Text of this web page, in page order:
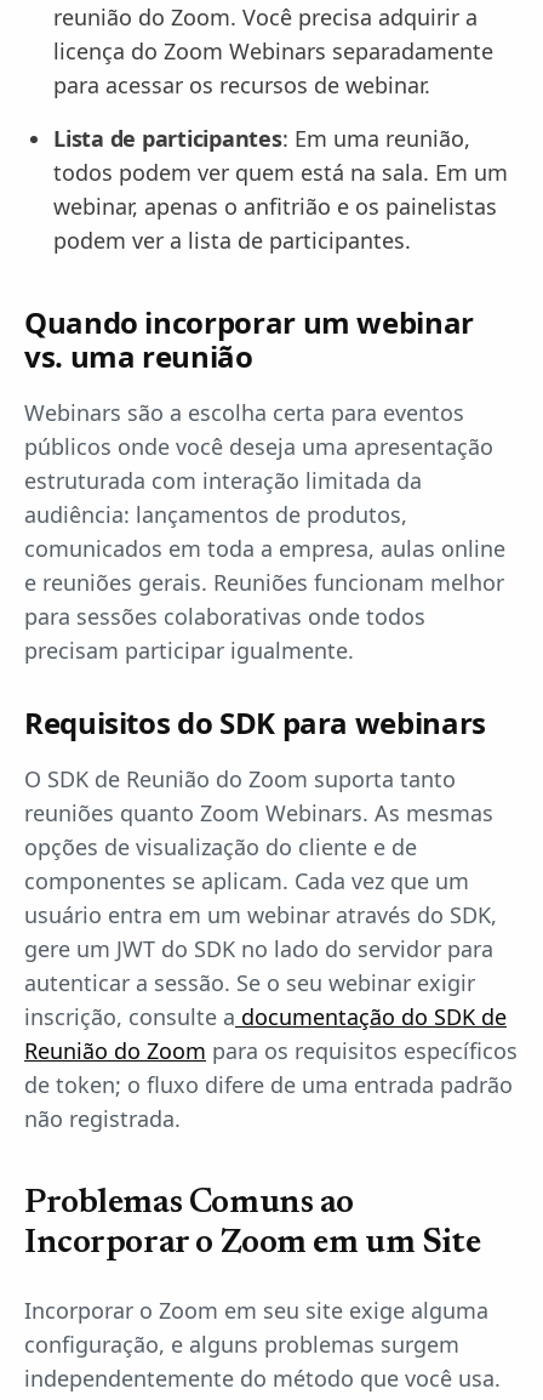
reunião do Zoom. Você precisa adquirir a
licença do Zoom Webinars separadamente
para acessar os recursos de webinar.
Lista de participantes: Em uma reunião,
todos podem ver quem está na sala. Em um
webinar, apenas o anfitrião e os painelistas
podem ver a lista de participantes.
Quando incorporar um webinar
vs. uma reunião
Webinars são a escolha certa para eventos
públicos onde você deseja uma apresentação
estruturada com interação limitada da
audiência: lançamentos de produtos,
comunicados em toda a empresa, aulas online
e reuniões gerais. Reuniões funcionam melhor
para sessões colaborativas onde todos
precisam participar igualmente.
Requisitos do SDK para webinars
O SDK de Reunião do Zoom suporta tanto
reuniões quanto Zoom Webinars. As mesmas
opções de visualização do cliente e de
componentes se aplicam. Cada vez que um
usuário entra em um webinar através do SDK,
gere um JWT do SDK no lado do servidor para
autenticar a sessão. Se o seu webinar exigir
inscrição, consulte a documentação do SDK de
Reunião do Zoom para os requisitos específicos
de token; o fluxo difere de uma entrada padrão
não registrada.
Problemas Comuns ao
Incorporar o Zoom em um Site
Incorporar o Zoom em seu site exige alguma
configuração, e alguns problemas surgem
independentemente do método que você usa.